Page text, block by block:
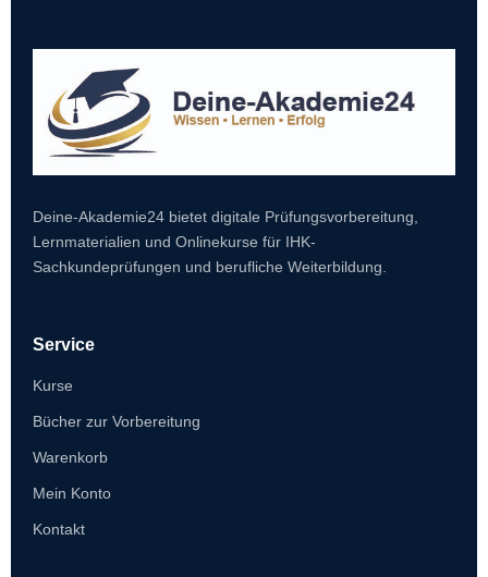
Deine-Akademie24 bietet digitale Prüfungsvorbereitung,
Lernmaterialien und Onlinekurse für IHK-
Sachkundeprüfungen und berufliche Weiterbildung.
Service
Kurse
Bücher zur Vorbereitung
Warenkorb
Mein Konto
Kontakt